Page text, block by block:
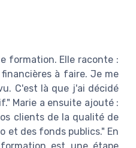
formation. Elle raconte :
à faire. Je me
C'est là que j'ai décidé
Marie a ensuite ajouté :
clients de la qualité de
et des fonds publics." En